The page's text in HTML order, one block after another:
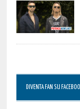
DIVENTA FAN SU